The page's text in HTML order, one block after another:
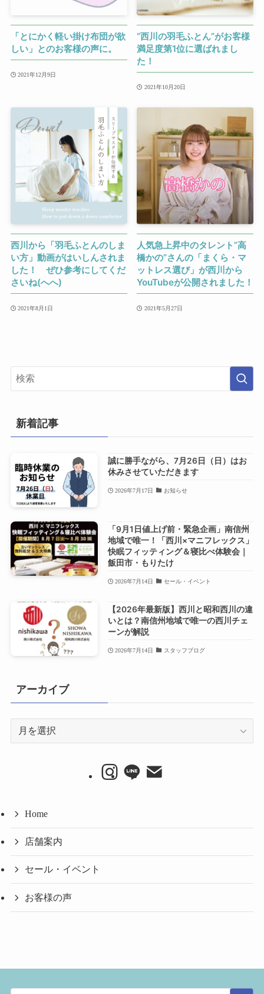
「とにかく軽い掛け布団が欲
しい」とのお客様の声に。
2021年12月9日
“西川の羽毛ふとん”がお客様
満足度第1位に選ばれまし
た！
2021年10月20日
西川から「羽毛ふとんのしま
い方」動画がはいしんされま
した！ ぜひ参考にしてくだ
さいね(へへ)
2021年8月1日
人気急上昇中のタレント”高
橋かの”さんの「まくら・マ
ットレス選び」が西川から
YouTubeが公開されました！
2021年5月27日
新着記事
誠に勝手ながら、7月26日（日）はお
休みさせていただきます
2026年7月17日 お知らせ
「9月1日値上げ前・緊急企画」南信州
地域で唯一！「西川×マニフレックス」
快眠フィッティング＆寝比べ体験会｜
飯田市・もりたけ
2026年7月14日 セール・イベント
【2026年最新版】西川と昭和西川の違
いとは？南信州地域で唯一の西川チェ
ーンが解説
2026年7月14日 スタッフブログ
アーカイブ
ー
Home
店舗案内
セール・イベント
お客様の声